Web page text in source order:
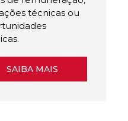
técnicas ou
SAIBA MAIS